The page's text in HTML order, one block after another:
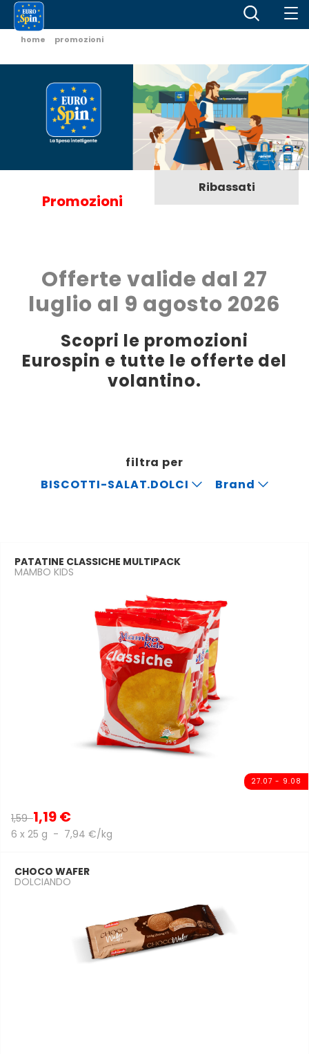
home promozioni
Promozioni
Ribassati
Offerte valide dal 27
luglio al 9 agosto 2026
Scopri le promozioni
Eurospin e tutte le offerte del
volantino.
filtra per
BISCOTTI-SALAT.DOLCI
Brand
27.07 - 9.08
PATATINE CLASSICHE MULTIPACK
MAMBO KIDS
1,591,19 €
6 x 25 g - 7,94 €/kg
CHOCO WAFER
DOLCIANDO